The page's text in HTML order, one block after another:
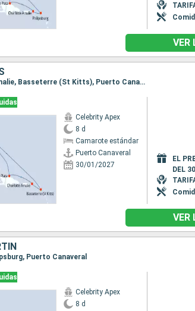
VER
Itinerario : Puerto Canaveral, Puerto Plata, Charlotte Amalie, Basseterre (St Kitts), Puerto Canaveral
Celebrity Apex
8 d
Camarote estándar
Puerto Canaveral
30/01/2027
EL
DEL
VER
Puerto Canaveral
Celebrity Apex
8 d